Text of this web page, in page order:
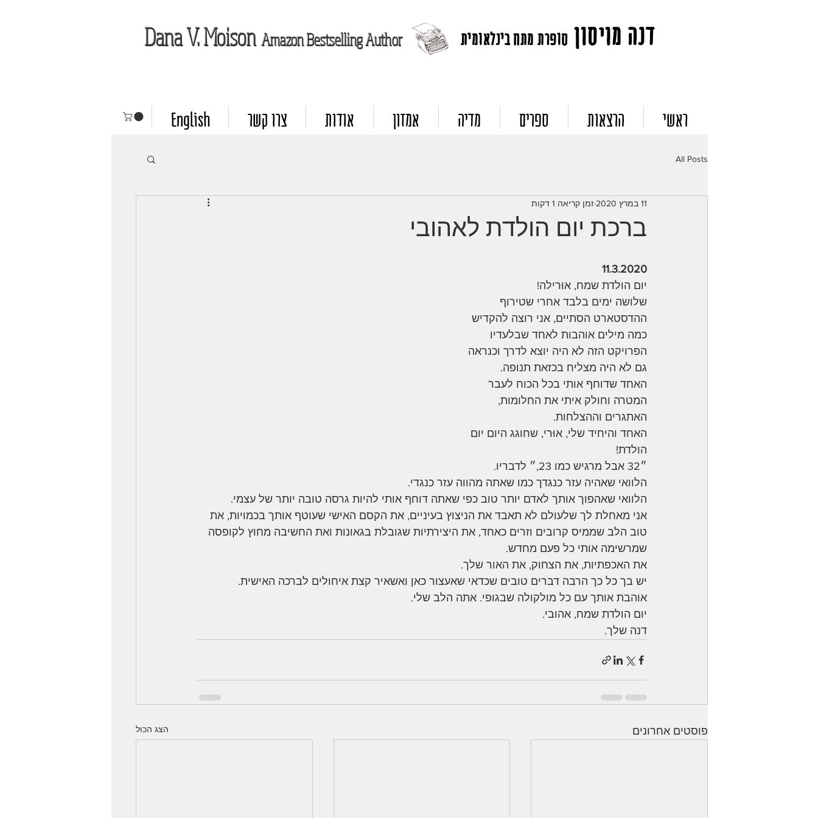
דנה מויסון סופרת מתח בינלאומית Dana V. Moison Amazon Bestselling Author
ראשי הרצאות ספרים מדיה אמזון אודות צרו קשר English
All Posts
ברכת יום הולדת לאהובי
11 במרץ 2020 זמן קריאה 1 דקות
11.3.2020
יום הולדת שמח, אוּרילה!
שלושה ימים בלבד אחרי שטירוף
ההדסטארט הסתיים, אני רוצה להקדיש
כמה מילים אוהבות לאחד שבלעדיו
הפרויקט הזה לא היה יוצא לדרך וכנראה
גם לא היה מצליח בכזאת תנופה.
האחד שדוחף אותי בכל הכוח לעבר
המטרה וחולק איתי את החלומות,
האתגרים וההצלחות.
האחד והיחיד שלי, אוּרי, שחוגג היום יום
הולדת!
״32 אבל מרגיש כמו 23,״ לדבריו.
הלוואי שאהיה עזר כנגדך כמו שאתה מהווה עזר כנגדי.
הלוואי שאהפוך אותך לאדם יותר טוב כפי שאתה דוחף אותי להיות גרסה טובה יותר של עצמי.
אני מאחלת לך שלעולם לא תאבד את הניצוץ בעיניים, את הקסם האישי שעוטף אותך בכמויות, את
טוב הלב שממיס קרובים וזרים כאחד, את היצירתיות שגובלת בגאונות ואת החשיבה מחוץ לקופסה
שמרשימה אותי כל פעם מחדש.
את האכפתיות, את הצחוק, את האור שלך.
יש בך כל כך הרבה דברים טובים שכדאי שאעצור כאן ואשאיר קצת איחולים לברכה האישית.
אוהבת אותך עם כל מולקולה שבגופי. אתה הלב שלי.
יום הולדת שמח, אהובי.
דנה שלך.
פוסטים אחרונים הצג הכול